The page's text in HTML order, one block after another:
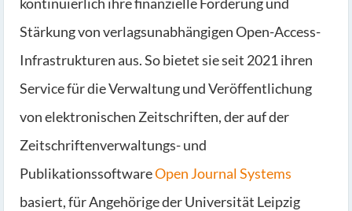
Stärkung von verlagsunabhängigen Open-Access-
Infrastrukturen aus. So bietet sie seit 2021 ihren
Service für die Verwaltung und Veröffentlichung
von elektronischen Zeitschriften, der auf der
Zeitschriftenverwaltungs- und
PublikationssoftwareOpen Journal Systems
basiert, für Angehörige der Universität Leipzig